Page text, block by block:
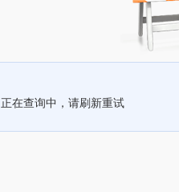
正在查询中，请刷新重试